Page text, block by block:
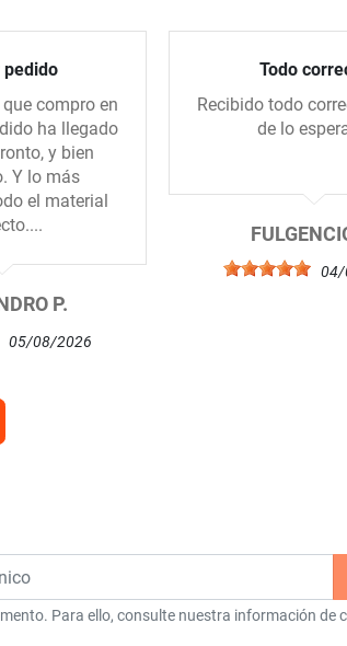
pedido
compro en
ha llegado
y bien
Y lo más
el material
P.
05/08/2026
Todo
Recibido todo
de lo
04/
Para ello, consulte nuestra información de